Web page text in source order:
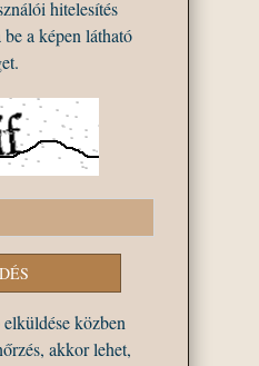
hitelesítés
a képen látható
közben
akkor lehet,